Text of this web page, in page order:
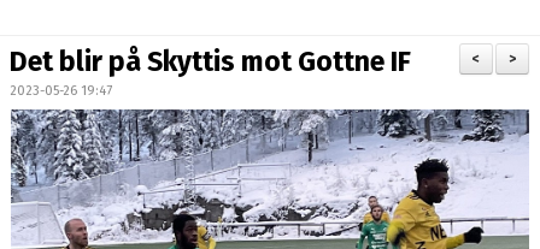
TRUPPEN
BILDGALLERI
DOKUMENT
KONTAKT
>
<
Det blir på Skyttis mot Gottne IF
2023-05-26 19:47